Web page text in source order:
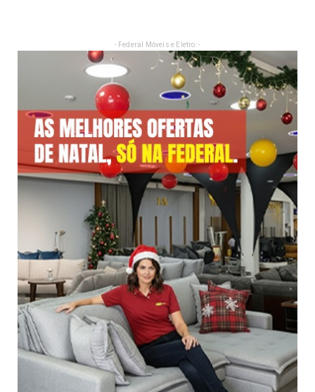
- Federal Móveis e Eletro: -